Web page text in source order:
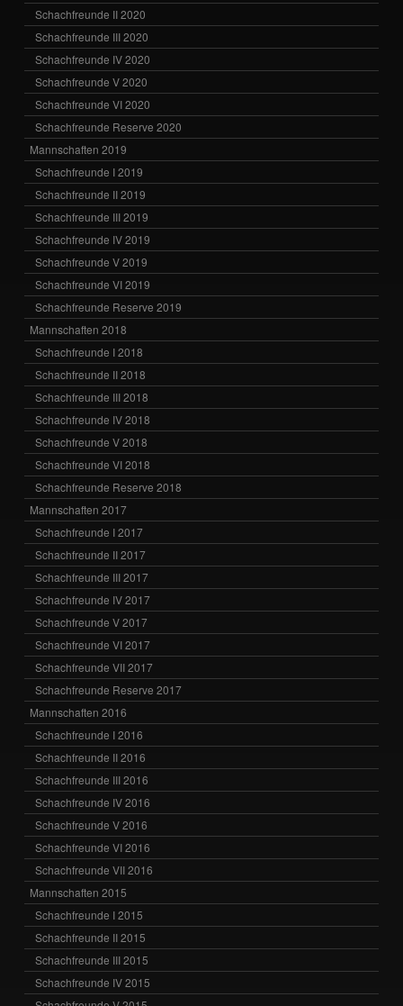
Schachfreunde II 2020
Schachfreunde III 2020
Schachfreunde IV 2020
Schachfreunde V 2020
Schachfreunde VI 2020
Schachfreunde Reserve 2020
Mannschaften 2019
Schachfreunde I 2019
Schachfreunde II 2019
Schachfreunde III 2019
Schachfreunde IV 2019
Schachfreunde V 2019
Schachfreunde VI 2019
Schachfreunde Reserve 2019
Mannschaften 2018
Schachfreunde I 2018
Schachfreunde II 2018
Schachfreunde III 2018
Schachfreunde IV 2018
Schachfreunde V 2018
Schachfreunde VI 2018
Schachfreunde Reserve 2018
Mannschaften 2017
Schachfreunde I 2017
Schachfreunde II 2017
Schachfreunde III 2017
Schachfreunde IV 2017
Schachfreunde V 2017
Schachfreunde VI 2017
Schachfreunde VII 2017
Schachfreunde Reserve 2017
Mannschaften 2016
Schachfreunde I 2016
Schachfreunde II 2016
Schachfreunde III 2016
Schachfreunde IV 2016
Schachfreunde V 2016
Schachfreunde VI 2016
Schachfreunde VII 2016
Mannschaften 2015
Schachfreunde I 2015
Schachfreunde II 2015
Schachfreunde III 2015
Schachfreunde IV 2015